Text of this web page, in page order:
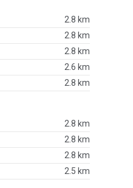
2.8 km
2.8 km
2.8 km
2.6 km
2.8 km
2.8 km
2.8 km
2.8 km
2.5 km